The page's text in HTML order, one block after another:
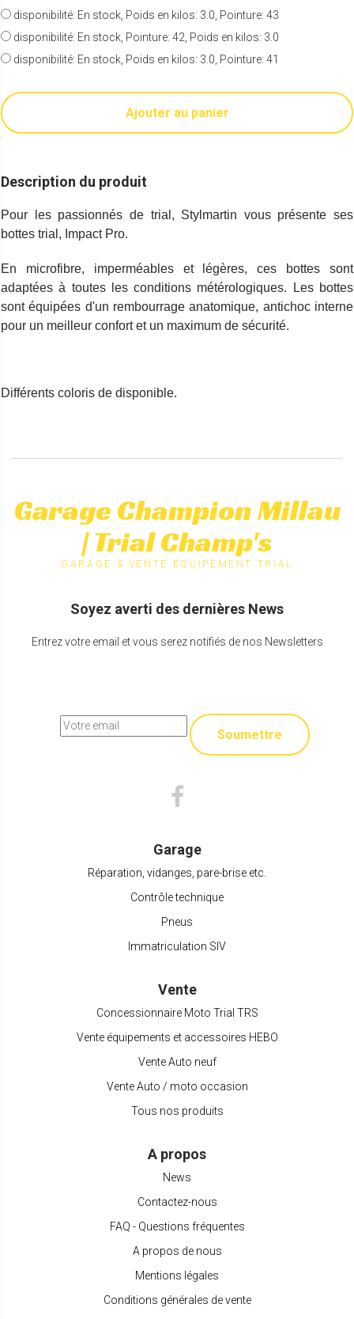
disponibilité: En stock, Poids en kilos: 3.0, Pointure: 43
disponibilité: En stock, Pointure: 42, Poids en kilos: 3.0
disponibilité: En stock, Poids en kilos: 3.0, Pointure: 41
Ajouter au panier
Description du produit
Pour les passionnés de trial, Stylmartin vous présente ses
bottes trial, Impact Pro.
En microfibre, imperméables et légères, ces bottes sont
adaptées à toutes les conditions métérologiques. Les bottes
sont équipées d'un rembourrage anatomique, antichoc interne
pour un meilleur confort et un maximum de sécurité.
Différents coloris de disponible.
Garage Champion Millau
| Trial Champ's
GARAGE & VENTE ÉQUIPEMENT TRIAL
Soyez averti des dernières News
Entrez votre email et vous serez notifiés de nos Newsletters
Soumettre
Garage
Réparation, vidanges, pare-brise etc.
Contrôle technique
Pneus
Immatriculation SIV
Vente
Concessionnaire Moto Trial TRS
Vente équipements et accessoires HEBO
Vente Auto neuf
Vente Auto / moto occasion
Tous nos produits
A propos
News
Contactez-nous
FAQ - Questions fréquentes
A propos de nous
Mentions légales
Conditions générales de vente